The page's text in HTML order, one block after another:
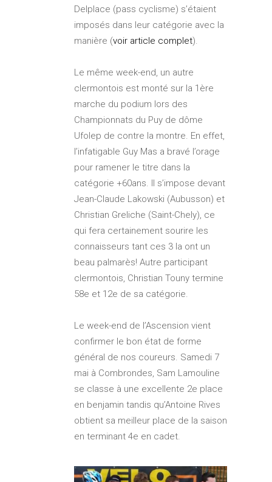
Delplace (pass cyclisme) s’étaient
imposés dans leur catégorie avec la
manière (voir article complet).
Le même week-end, un autre
clermontois est monté sur la 1ère
marche du podium lors des
Championnats du Puy de dôme
Ufolep de contre la montre. En effet,
l’infatigable Guy Mas a bravé l’orage
pour ramener le titre dans la
catégorie +60ans. Il s’impose devant
Jean-Claude Lakowski (Aubusson) et
Christian Greliche (Saint-Chely), ce
qui fera certainement sourire les
connaisseurs tant ces 3 la ont un
beau palmarès! Autre participant
clermontois, Christian Touny termine
58e et 12e de sa catégorie.
Le week-end de l’Ascension vient
confirmer le bon état de forme
général de nos coureurs. Samedi 7
mai à Combrondes, Sam Lamouline
se classe à une excellente 2e place
en benjamin tandis qu’Antoine Rives
obtient sa meilleur place de la saison
en terminant 4e en cadet.